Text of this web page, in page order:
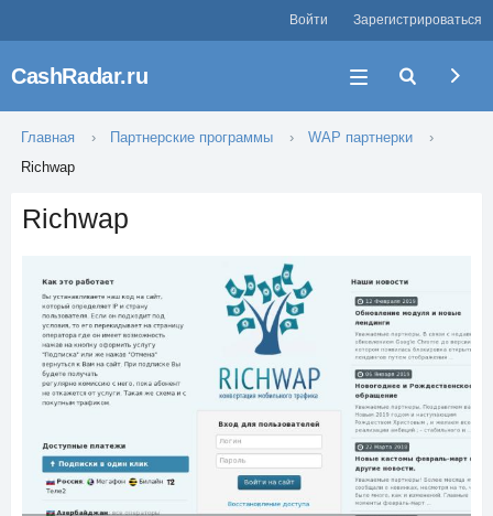
Войти Зарегистрироваться
CashRadar.ru
Главная Партнерские программы
WAP партнерки
Richwap
Richwap